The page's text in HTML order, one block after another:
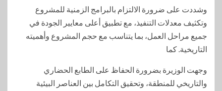
وشددت على ضرورة الالتزام بالبرامج الزمنية للمشروع
وتكثيف معدلات التنفيذ، مع تطبيق أعلى معايير الجودة في
جميع مراحل العمل، بما يتناسب مع حجم المشروع وأهميته
التاريخية. كما
وجهت الوزيرة بضرورة الحفاظ على الطابع الحضاري
والتاريخي للمنطقة، وتحقيق التكامل بين العناصر البيئية